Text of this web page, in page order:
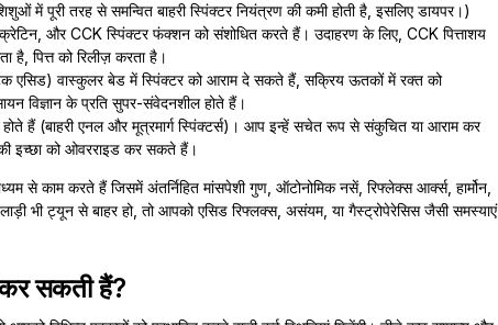
में पूरी तरह से समन्वित बाहरी स्पिंक्टर नियंत्रण की कमी होती है, इसलिए डायपर।)
और CCK स्पिंक्टर फंक्शन को संशोधित करते हैं। उदाहरण के लिए, CCK पित्ताशय
पित्त को रिलीज़ करता है।
एसिड) वास्कुलर बेड में स्पिंक्टर को आराम दे सकते हैं, सक्रिय ऊतकों में रक्त को
विज्ञान के प्रति सुपर-संवेदनशील होते हैं।
हैं (बाहरी एनल और मूत्रमार्ग स्पिंक्टर्स)। आप इन्हें सचेत रूप से संकुचित या आराम कर
इच्छा को ओवरराइड कर सकते हैं।
से काम करते हैं जिसमें अंतर्निहित मांसपेशी गुण, ऑटोनोमिक नसें, रिफ्लेक्स आर्क्स, हार्मोन,
भी ट्यून से बाहर हो, तो आपको एसिड रिफ्लक्स, असंयम, या गैस्ट्रोपेरेसिस जैसी समस्याएं
कर सकती हैं?